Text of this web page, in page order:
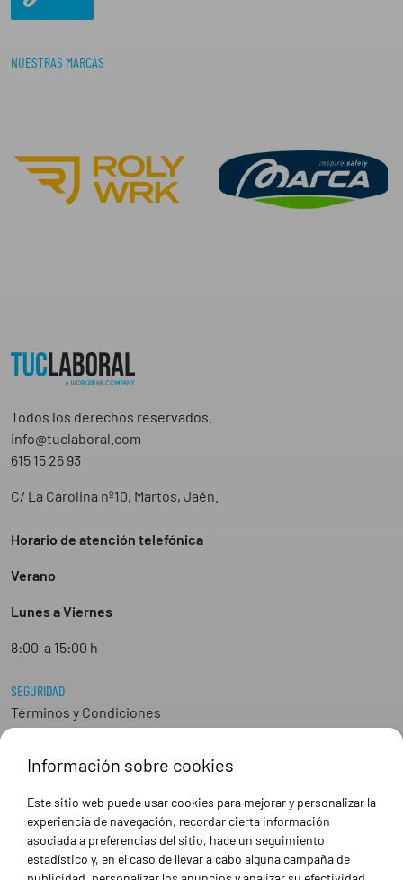
NUESTRAS MARCAS
Todos los derechos reservados.
info@tuclaboral.com
615 15 26 93
C/ La Carolina nº10, Martos, Jaén.
Horario de atención telefónica
Verano
Lunes a Viernes
8:00 a 15:00 h
SEGURIDAD
Términos y Condiciones
Aviso Legal y Política de Protección de Datos
Devoluciones
FAQs Generales
CATEGORÍAS
Calzado
Información sobre cookies
Este sitio web puede usar cookies para mejorar y personalizar la
experiencia de navegación, recordar cierta información
asociada a preferencias del sitio, hace un seguimiento
estadístico y, en el caso de llevar a cabo alguna campaña de